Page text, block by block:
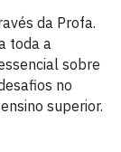
da Profa.
toda a
sobre
no
superior.